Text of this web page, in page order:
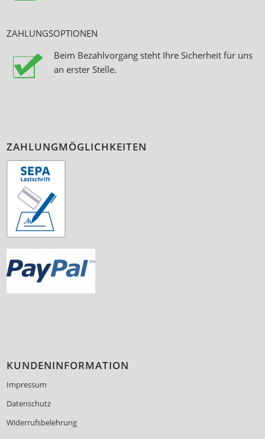
ZAHLUNGSOPTIONEN
Beim Bezahlvorgang steht Ihre Sicherheit für uns
an erster Stelle.
ZAHLUNGMÖGLICHKEITEN
KUNDENINFORMATION
Impressum
Datenschutz
Widerrufsbelehrung